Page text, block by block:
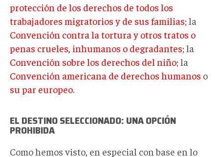
protección de los derechos de todos los
trabajadores migratorios y de sus familias; la
Convención contra la tortura y otros tratos o
penas crueles, inhumanos o degradantes; la
Convención sobre los derechos del niño; la
Convención americana de derechos humanos o
su par europeo.
EL DESTINO SELECCIONADO: UNA OPCIÓN
PROHIBIDA
Como hemos visto, en especial con base en lo